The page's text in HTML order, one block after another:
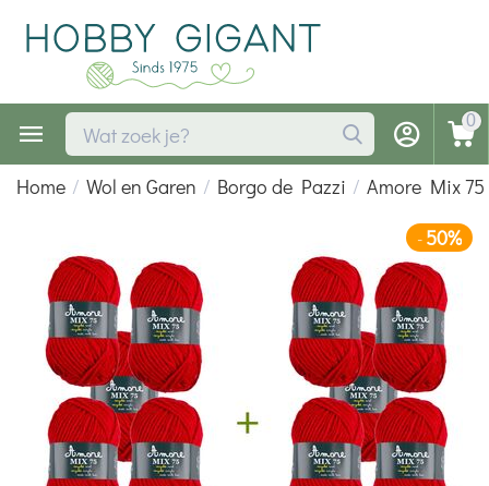
0
Home / Wol en Garen / Borgo de Pazzi / Amore Mix 75
-50%